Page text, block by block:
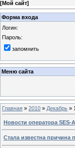
[Мой сайт]
Форма входа
Логин:
Пароль:
запомнить
Меню сайта
Главная » 2010 » Декабрь »
Новости оператора SES-
Стала известна причина